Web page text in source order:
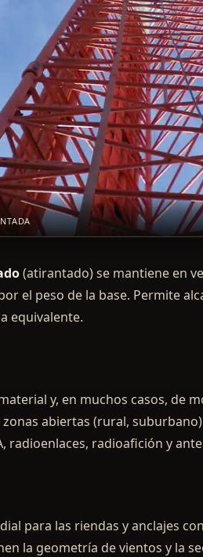
(atirantado) se mantiene en
el peso de la base. Permite
equivalente.
y, en muchos casos, de
zonas abiertas (rural,
radioenlaces, radioafición y
para las riendas y anclajes
la geometría de vientos y la